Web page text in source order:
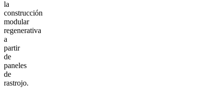
la
construcción
modular
regenerativa
a
partir
de
paneles
de
rastrojo.